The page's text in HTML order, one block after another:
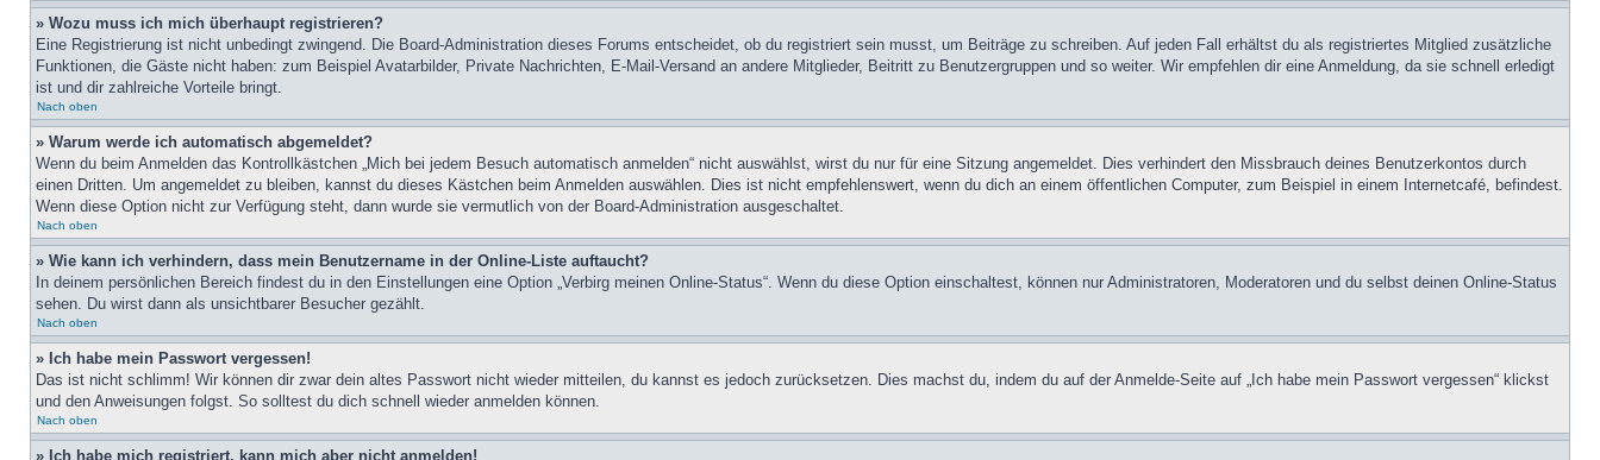
» Wozu muss ich mich überhaupt registrieren?
Eine Registrierung ist nicht unbedingt zwingend. Die Board-Administration dieses Forums entscheidet, ob du registriert sein musst, um Beiträge zu schreiben. Auf jeden Fall erhältst du als registriertes Mitglied zusätzliche
Funktionen, die Gäste nicht haben: zum Beispiel Avatarbilder, Private Nachrichten, E-Mail-Versand an andere Mitglieder, Beitritt zu Benutzergruppen und so weiter. Wir empfehlen dir eine Anmeldung, da sie schnell erledigt
ist und dir zahlreiche Vorteile bringt.
Nach oben
» Warum werde ich automatisch abgemeldet?
Wenn du beim Anmelden das Kontrollkästchen „Mich bei jedem Besuch automatisch anmelden“ nicht auswählst, wirst du nur für eine Sitzung angemeldet. Dies verhindert den Missbrauch deines Benutzerkontos durch
einen Dritten. Um angemeldet zu bleiben, kannst du dieses Kästchen beim Anmelden auswählen. Dies ist nicht empfehlenswert, wenn du dich an einem öffentlichen Computer, zum Beispiel in einem Internetcafé, befindest.
Wenn diese Option nicht zur Verfügung steht, dann wurde sie vermutlich von der Board-Administration ausgeschaltet.
Nach oben
» Wie kann ich verhindern, dass mein Benutzername in der Online-Liste auftaucht?
In deinem persönlichen Bereich findest du in den Einstellungen eine Option „Verbirg meinen Online-Status“. Wenn du diese Option einschaltest, können nur Administratoren, Moderatoren und du selbst deinen Online-Status
sehen. Du wirst dann als unsichtbarer Besucher gezählt.
Nach oben
» Ich habe mein Passwort vergessen!
Das ist nicht schlimm! Wir können dir zwar dein altes Passwort nicht wieder mitteilen, du kannst es jedoch zurücksetzen. Dies machst du, indem du auf der Anmelde-Seite auf „Ich habe mein Passwort vergessen“ klickst
und den Anweisungen folgst. So solltest du dich schnell wieder anmelden können.
Nach oben
» Ich habe mich registriert, kann mich aber nicht anmelden!